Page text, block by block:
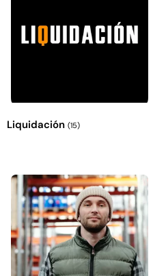
Liquidación (15)
Pasto sintético ornamental
Importado USA: Summer
densidad 35mm Rollo
4,57*30,48mts
$2.002.243
$1.021.490